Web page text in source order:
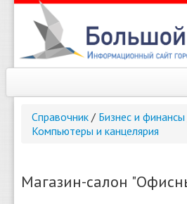
Афиша
Справочник
Справочник / Бизнес и финансы
Компьютеры и канцелярия
Магазин-салон